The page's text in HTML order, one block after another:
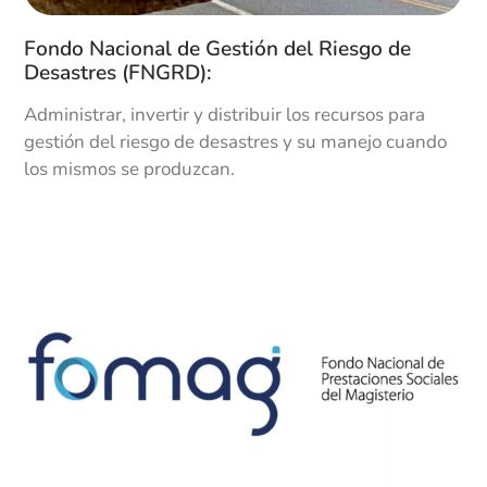
fusión con Fidupopular. Apertura de la Oficina
de Cartagena.
1993
07
1994
Fondo Nacional de Gestión del Riesgo de
Desastres (FNGRD):
Administrar, invertir y distribuir los recursos para
gestión del riesgo de desastres y su manejo cuando
los mismos se produzcan.